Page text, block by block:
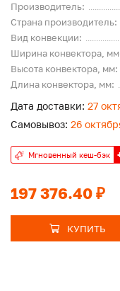
Производитель:
Страна производитель:
Вид конвекции:
Ширина конвектора,
Высота конвектора, мм:
Длина конвектора, мм:
197 376.40 ₽
Дата доставки: 27
Самовывоз: 26
Мгновенный кеш-бэк
КУПИТЬ